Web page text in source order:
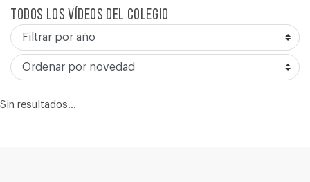
Todos los vídeos del colegio
Sin resultados...